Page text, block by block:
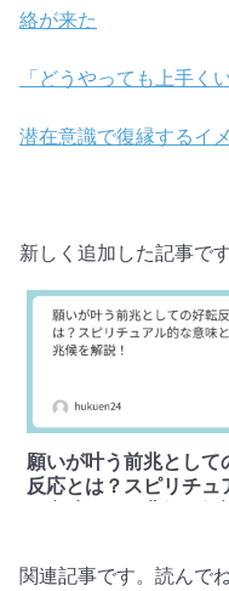
絡が来た
「どうやっても上手く
潜在意識で復縁するイ
新しく追加した記事で
願いが叶う前兆として
反応とは？スピリチュ
関連記事です。読んでね